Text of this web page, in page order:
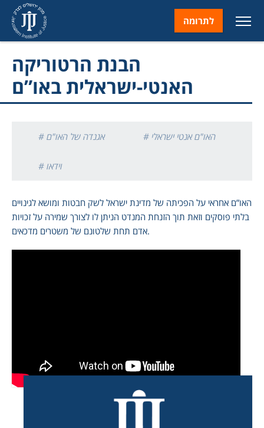
לתרומה
הבנת הרטוריקה
האנטי-ישראלית באו”ם
# אגנדה של האו"ם # האו"ם אנטי ישראלי
# וידאו
האו”ם אחראי על הפכיתה של מדינת ישראל לשק חבטות ומושא לגינויים
בלתי פוסקים וזאת תוך הזנחת המנדט הניתן לו לצורך שמירה על זכויות
אדם תחת שלטונם של משטרים מדכאים.